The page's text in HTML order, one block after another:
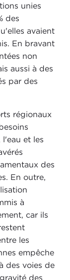
unies
des
avaient
En bravant
non
aussi à des
par des
régionaux
et les
des
En outre,
à
car ils
les
empêche
des voies de
des